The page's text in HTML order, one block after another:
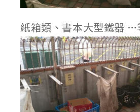
紙箱類、書本大型鐵器 …